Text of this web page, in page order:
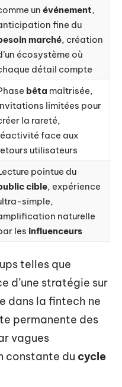
un événement,
fine du
marché, création
écosystème où
détail compte
bêta maîtrisée,
limitées pour
la rareté,
face aux
utilisateurs
pointue du
cible, expérience
simple,
naturelle
les influenceurs
telles que
d’une stratégie sur
dans la fintech ne
permanente des
vagues
constante du cycle